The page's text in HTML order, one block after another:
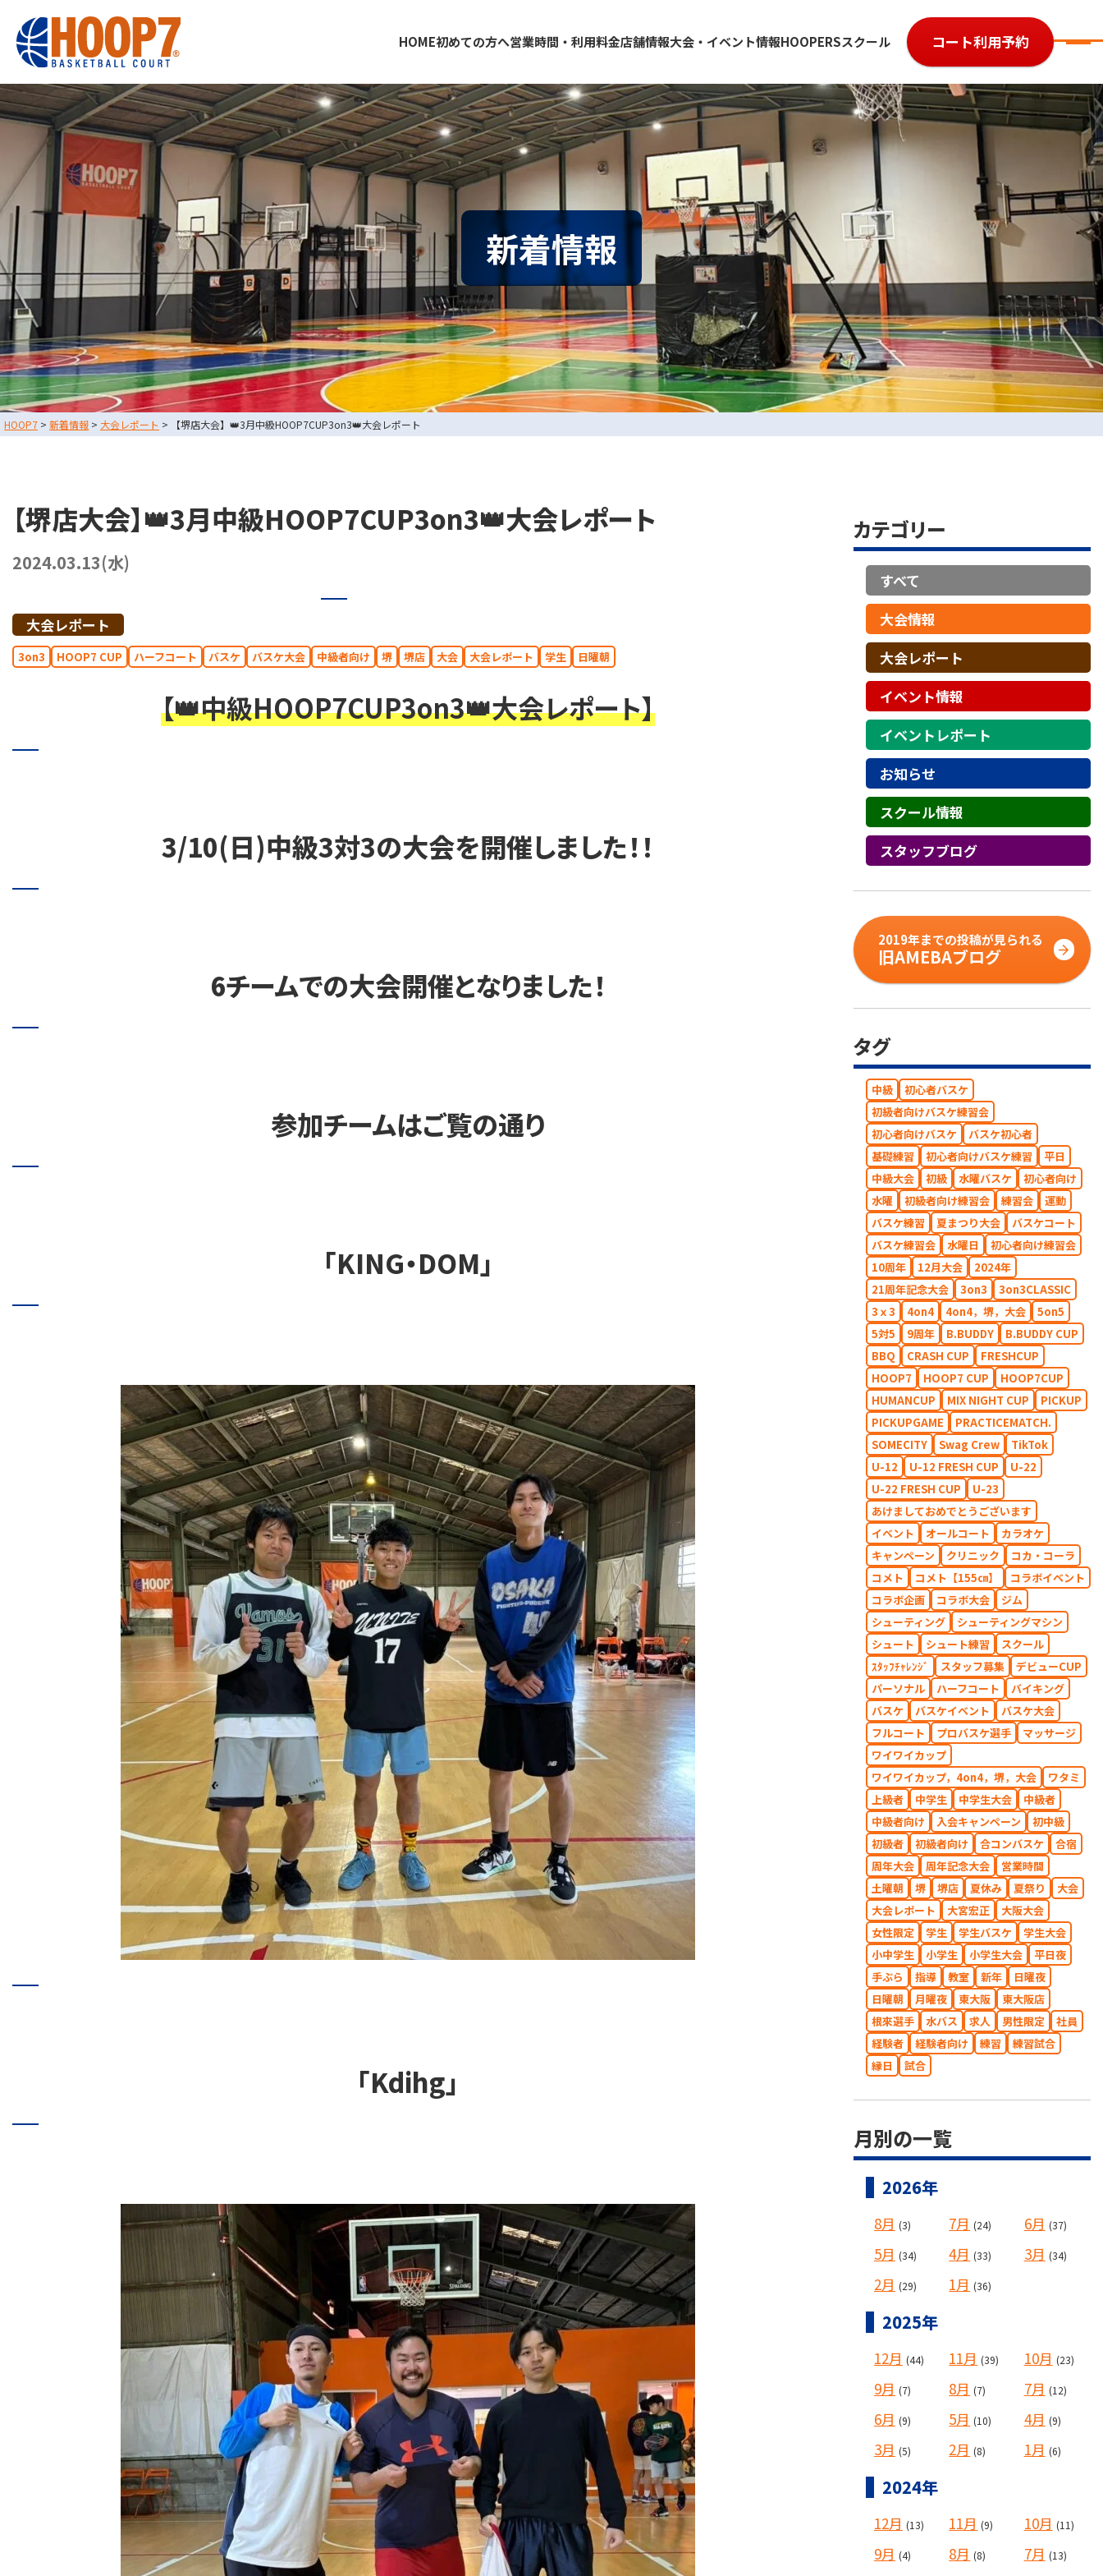
大阪・東大阪・堺のバスケコートレンタル｜HOOP7 HOME初めての方へ営業時間・利用料金店舗情報
堺店
大会・イベント情報
ルール・レベル
よくある質問
大会規約
大会予約履歴
HOOPERSスクール コート利用予約
大阪・東大阪・堺のバスケコートレンタル｜HOOP7
HOME
初めての方へ
東大阪店
堺店
大会・イベント情報
HOOPERSスクール
バスケ×BBQ
お知らせ
スタッフブログ
お問い合わせ
運営会社情報
堺店 TEL.072-249-8382
コート利用予約
新着情報
HOOP7 > 新着情報 > 大会レポート > 【堺店大会】👑3月中級HOOP7CUP3on3👑大会レポート
【堺店大会】👑3月中級HOOP7CUP3on3👑大会レポート
2024.03.13(水)
大会レポート
3on3 HOOP7 CUP ハーフコート バスケ バスケ大会 中級者向け 堺 堺店 大会 大会レポート 学生 日曜朝
【👑中級HOOP7CUP3on3👑大会レポート】
3/10(日)中級3対3の大会を開催しました！！
6チームでの大会開催となりました！
参加チームはご覧の通り
「KING・DOM」
「Kdihg」
カテゴリー
すべて
大会情報
大会レポート
イベント情報
イベントレポート
お知らせ
スクール情報
スタッフブログ
2019年までの投稿が見られる
旧AMEBAブログ
タグ
中級
初心者バスケ
初級者向けバスケ練習会
初心者向けバスケ
バスケ初心者
基礎練習
初心者向けバスケ練習
平日
中級大会
初級 水曜バスケ
初心者向け
水曜
初級者向け練習会 練習会
運動
バスケ練習
夏まつり大会
バスケコート
バスケ練習会
水曜日
初心者向け練習会
10周年
12月大会
2024年
21周年記念大会
3on3
3on3CLASSIC
3ｘ3
4on4 4on4，堺，大会
5on5
5対5
9周年 B.BUDDY
B.BUDDY CUP
BBQ
CRASH CUP
FRESHCUP
HOOP7
HOOP7 CUP
HOOP7CUP
HUMANCUP
MIX NIGHT CUP
PICKUP
PICKUPGAME
PRACTICEMATCH.
SOMECITY
Swag Crew
TikTok
U-12
U-12 FRESH CUP
U-22
U-22 FRESH CUP
U-23
あけましておめでとうございます
イベント
オールコート
カラオケ
キャンペーン
クリニック
コカ・コーラ
コメト
コメト【155㎝】
コラボイベント
コラボ企画
コラボ大会
ジム
シューティング
シューティングマシン
シュート
シュート練習
スクール
ｽﾀｯﾌﾁｬﾚﾝｼﾞ
スタッフ募集
デビューCUP
パーソナル
ハーフコート
バイキング
バスケ
バスケイベント
バスケ大会
フルコート
プロバスケ選手
マッサージ
ワイワイカップ
ワイワイカップ，4on4，堺，大会
ワタミ
上級者
中学生 中学生大会
中級者
中級者向け
入会キャンペーン
初中級
初級者
初級者向け 合コンバスケ
合宿
周年大会
周年記念大会
営業時間
土曜朝
堺 堺店 夏休み 夏祭り
大会
大会レポート
大宮宏正
大阪大会
女性限定
学生 学生バスケ
学生大会
小中学生
小学生 小学生大会
平日夜
手ぶら
指導 教室 新年
日曜夜
日曜朝
月曜夜 東大阪
東大阪店
根來選手
水バス 求人 男性限定
社員
経験者
経験者向け 練習
練習試合
縁日
試合
月別の一覧
2026年
8月 (3) 7月 (24) 6月 (37)
5月 (34) 4月 (33) 3月 (34)
2月 (29) 1月 (36)
2025年
12月 (44) 11月 (39) 10月 (23)
9月 (7) 8月 (7) 7月 (12)
6月 (9) 5月 (10) 4月 (9)
3月 (5) 2月 (8) 1月 (6)
2024年
12月 (13) 11月 (9) 10月 (11)
9月 (4) 8月 (8) 7月 (13)